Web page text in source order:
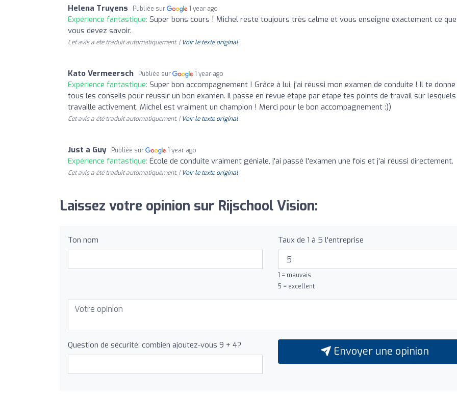
Helena Truyens Publiée sur 1 year ago
Expérience fantastique: Super bons cours ! Michel reste toujours très calme et vous enseigne exactement ce que
vous devez savoir.
Cet avis a été traduit automatiquement. | Voir le texte original
Kato Vermeersch Publiée sur 1 year ago
Expérience fantastique: Super bon accompagnement ! Grâce à lui, j'ai réussi mon examen de conduite ! Il te donne
tous les conseils pour réussir un bon examen. Il passe en revue étape par étape tes points de travail sur
travaille activement. Michel est vraiment un champion ! Merci pour le bon accompagnement :))
Cet avis a été traduit automatiquement. | Voir le texte original
Just a Guy Publiée sur 1 year ago
Expérience fantastique: École de conduite vraiment géniale, j'ai passé l'examen une fois et j'ai réussi directement.
Cet avis a été traduit automatiquement. | Voir le texte original
Laissez votre opinion sur Rijschool Vision:
Ton nom Taux de 1 à 5 l'entreprise
1 = mauvais
5 = excellent
Question de sécurité: combien ajoutez-vous 9 + 4? Envoyer une opinion